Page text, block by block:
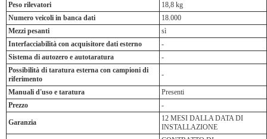
Peso rilevatori
18,8 kg
Numero veicoli in banca dati
18.000
Mezzi pesanti
sì
Interfacciabilità con acquisitore dati esterno
-
Sistema di autozero e autotaratura
-
Possibilità di taratura esterna con campioni di
riferimento
-
Manuali d'uso e taratura
Presenti
Prezzo
-
Garanzia
12 MESI DALLA DATA DI
INSTALLAZIONE